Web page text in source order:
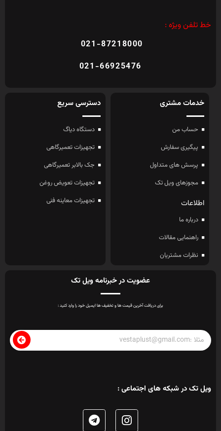
خط تلفن ویژه :
021-87218000
021-66925476
خدمات مشتری
حساب من
پیگیری سفارش
پرسش های متداول
مجوزهای ویل تک
اطلاعات
درباره ما
راهنمایی مقالات
نظرات مشتریان
دسترسی سریع
دستگاه دیاگ
تجهیزات تعمیرگاهی
جک بالابر تعمیرگاهی
تجهیزات تعویض روغن
تجهیزات معاینه فنی
عضویت در خبرنامه ویل تک
برای دریافت آخرین قیمت ها و تخفیف ها ایمیل خود را وارد کنید :
ویل تک در شبکه های اجتماعی :